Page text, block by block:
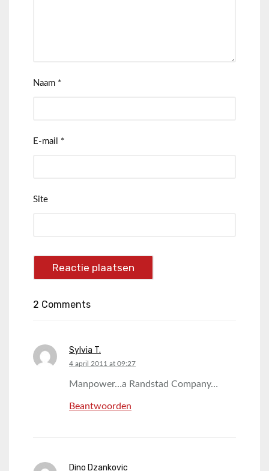
Naam *
E-mail *
Site
2 Comments
Sylvia T.
says:
4 april 2011 at 09:27
Manpower…a Randstad Company…
Beantwoorden
Dino Dzankovic